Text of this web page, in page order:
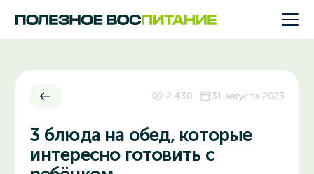
2 430 31 августа 2023
3 блюда на обед, которые
интересно готовить с